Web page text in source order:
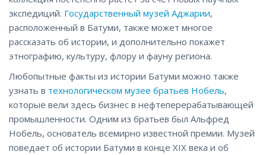
экспедиций. Государственный музей Аджарии,
расположенный в Батуми, также может многое
рассказать об истории, и дополнительно покажет
этнографию, культуру, флору и фауну региона.
Любопытные факты из истории Батуми можно также
узнать в технологическом музее братьев Нобель,
которые вели здесь бизнес в нефтеперерабатывающей
промышленности. Одним из братьев был Альфред
Нобель, основатель всемирно известной премии. Музей
поведает об истории Батуми в конце XIX века и об